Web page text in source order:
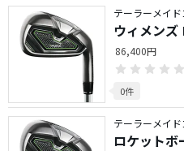
テーラーメイ
86,400円
0件
テーラーメイ
ロケットボ